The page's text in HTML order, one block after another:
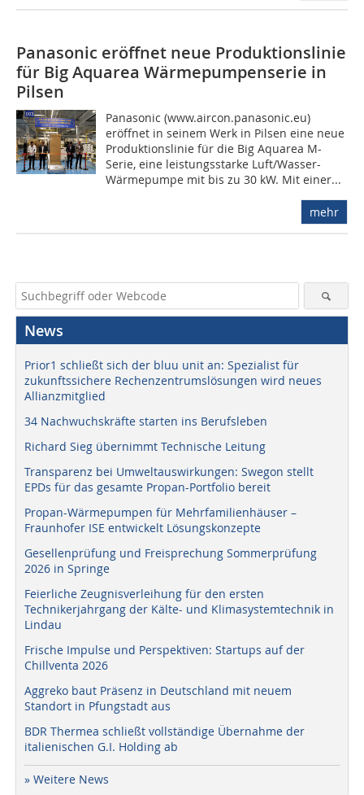
Panasonic eröffnet neue Produktionslinie
für Big Aquarea Wärmepumpenserie in
Pilsen
Panasonic (www.aircon.panasonic.eu)
eröffnet in seinem Werk in Pilsen eine neue
Produktionslinie für die Big Aquarea M-
Serie, eine leistungsstarke Luft/Wasser-
Wärmepumpe mit bis zu 30 kW. Mit einer...
mehr
News
Prior1 schließt sich der bluu unit an: Spezialist für
zukunftssichere Rechenzentrumslösungen wird neues
Allianzmitglied
34 Nachwuchskräfte starten ins Berufsleben
Richard Sieg übernimmt Technische Leitung
Transparenz bei Umweltauswirkungen: Swegon stellt
EPDs für das gesamte Propan-Portfolio bereit
Propan-Wärmepumpen für Mehrfamilienhäuser –
Fraunhofer ISE entwickelt Lösungskonzepte
Gesellenprüfung und Freisprechung Sommerprüfung
2026 in Springe
Feierliche Zeugnisverleihung für den ersten
Technikerjahrgang der Kälte- und Klimasystemtechnik in
Lindau
Frische Impulse und Perspektiven: Startups auf der
Chillventa 2026
Aggreko baut Präsenz in Deutschland mit neuem
Standort in Pfungstadt aus
BDR Thermea schließt vollständige Übernahme der
italienischen G.I. Holding ab
» Weitere News